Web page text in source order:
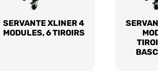
SERVANTE XLINER 4
MODULES, 6 TIROIRS